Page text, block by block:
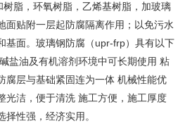
脂，环氧树脂，乙烯基树脂，加玻璃
面贴附一层起防腐隔离作用；以免污水
基面。玻璃钢防腐（upr-frp）具有以下
盐油及有机溶剂环境中可长期使用 粘
腐层与基础紧固连为一体 机械性能优
光洁，便于清洗 施工方便，施工厚度
择性强，经济实用。